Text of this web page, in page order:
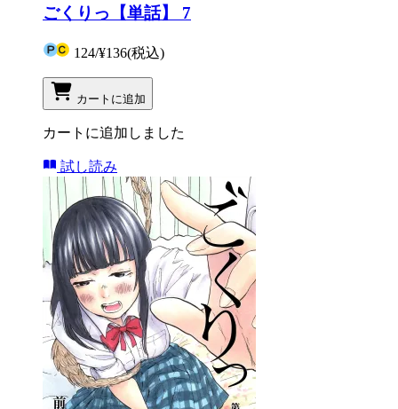
ごくりっ【単話】 7
124/¥136(税込)
カートに追加
カートに追加しました
試し読み